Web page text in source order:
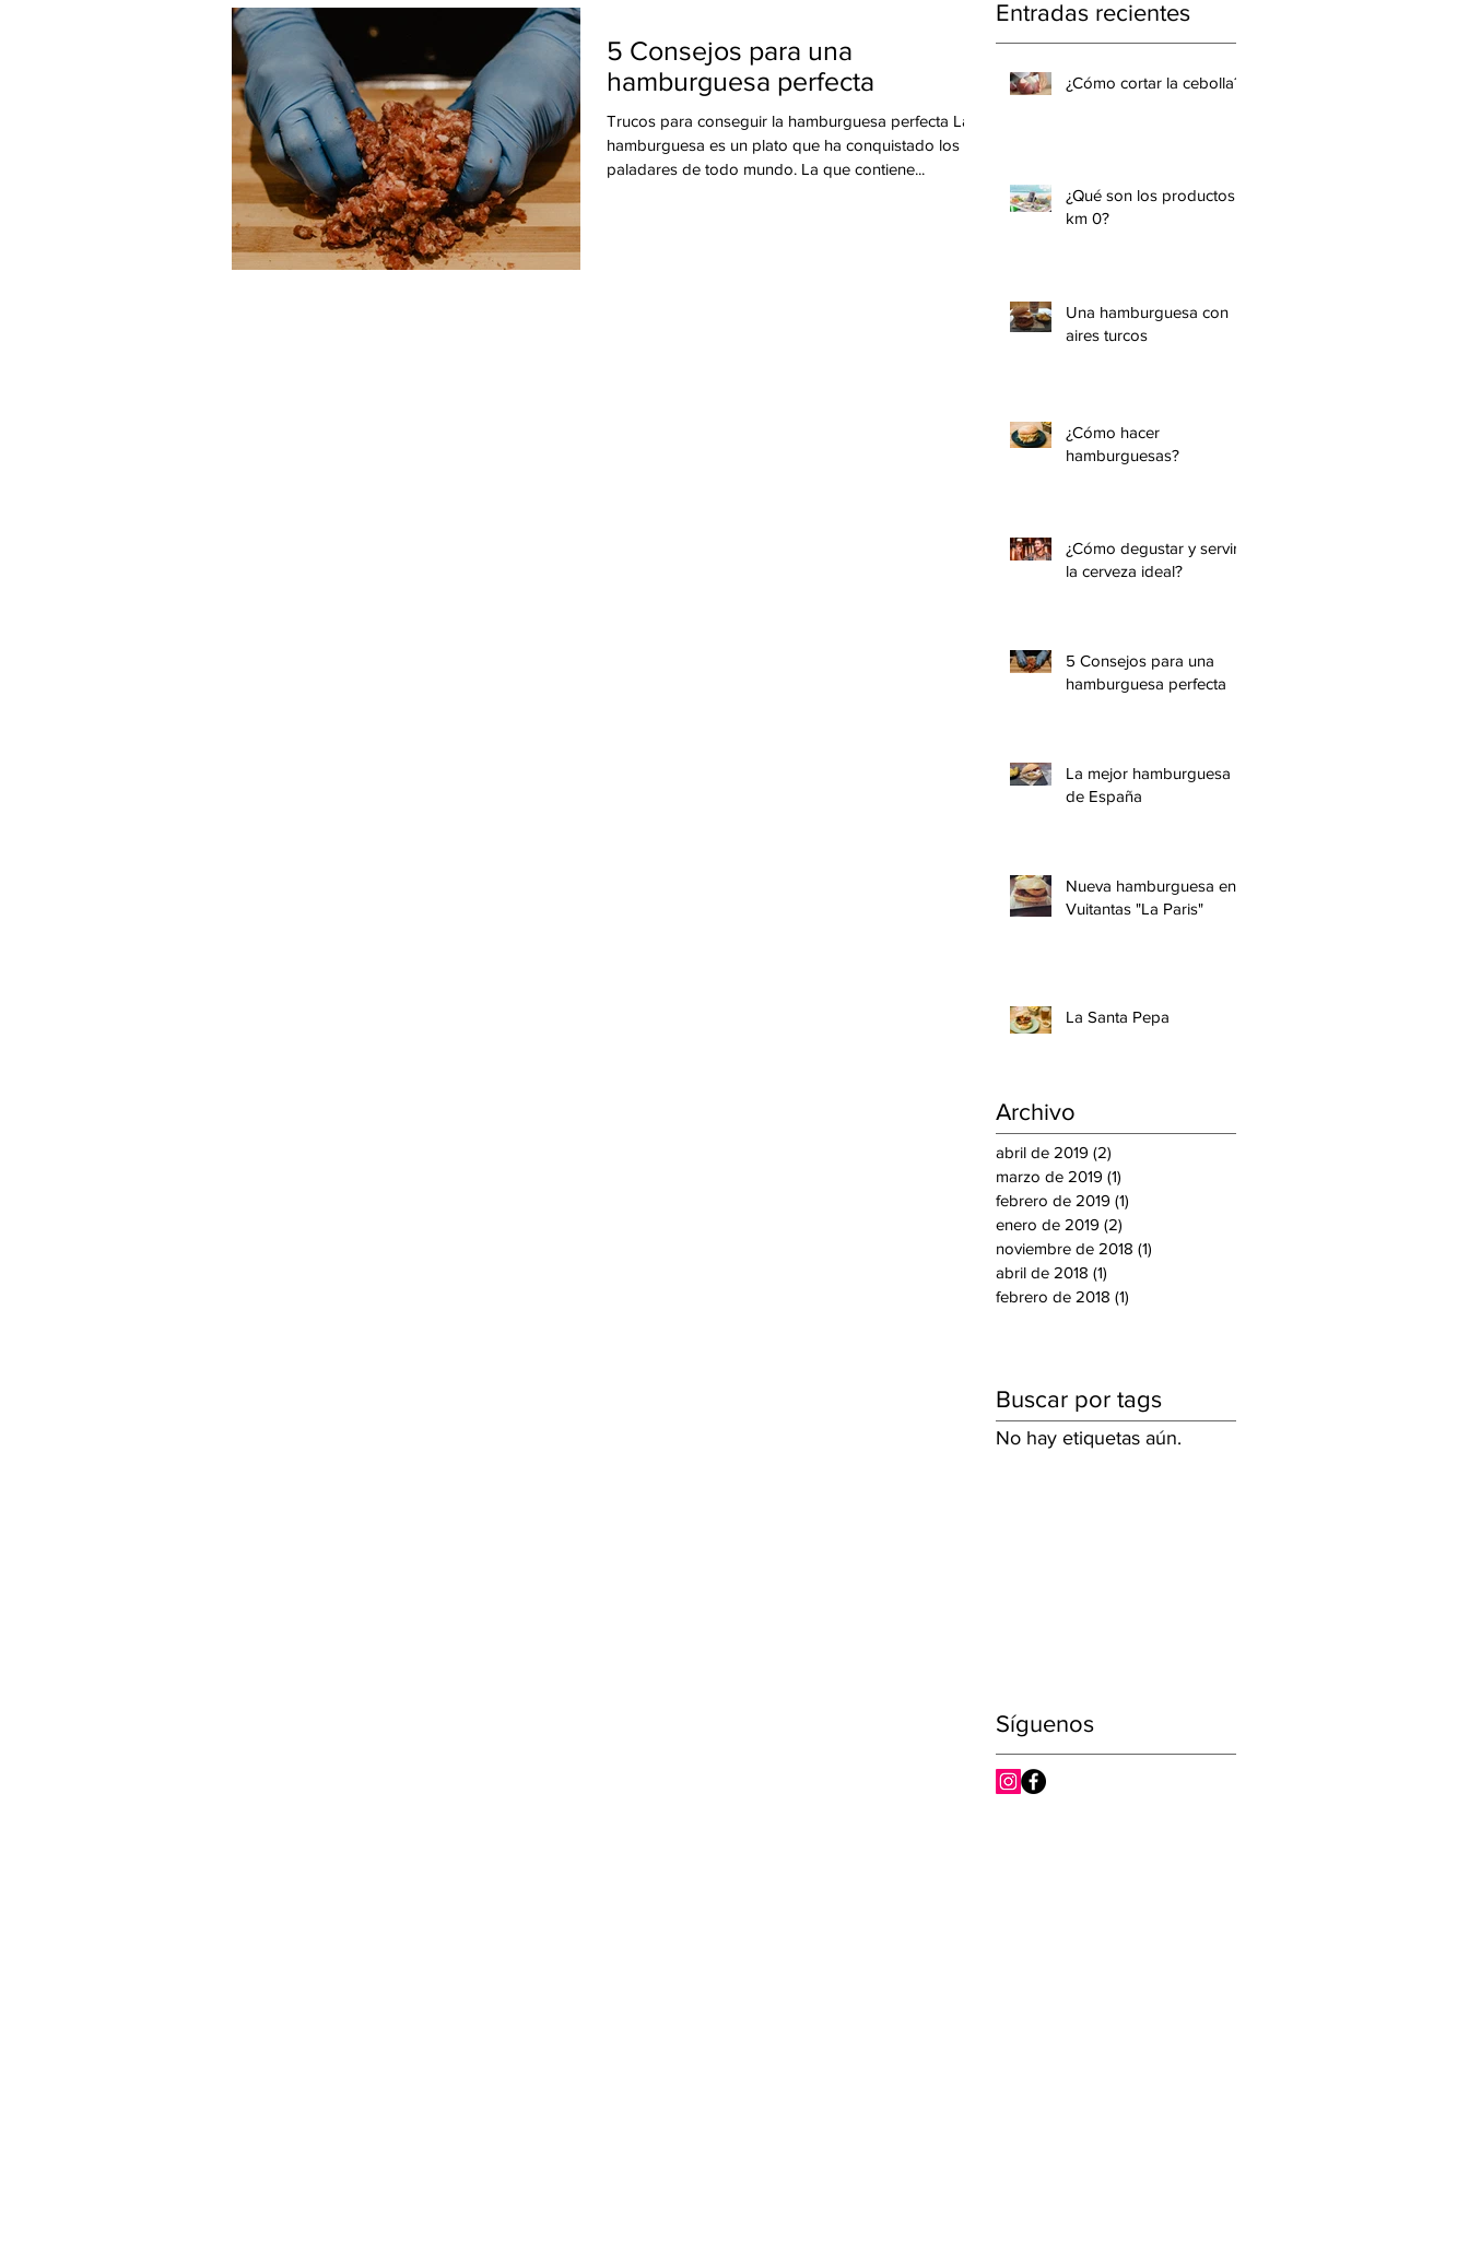
5 Consejos para una
hamburguesa perfecta
Trucos para conseguir la hamburguesa perfecta La
hamburguesa es un plato que ha conquistado los
paladares de todo mundo. La que contiene...
Entradas recientes
¿Cómo cortar la cebolla?
¿Qué son los productos
km 0?
Una hamburguesa con
aires turcos
¿Cómo hacer
hamburguesas?
¿Cómo degustar y servir
la cerveza ideal?
5 Consejos para una
hamburguesa perfecta
La mejor hamburguesa
de España
Nueva hamburguesa en
Vuitantas "La Paris"
La Santa Pepa
Archivo
abril de 2019 (2)
marzo de 2019 (1)
febrero de 2019 (1)
enero de 2019 (2)
noviembre de 2018 (1)
abril de 2018 (1)
febrero de 2018 (1)
Buscar por tags
No hay etiquetas aún.
Síguenos